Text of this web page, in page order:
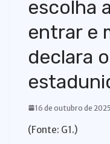
escolha
entrar e
declara
16 de outubro de 2025
(Fonte: G1.)